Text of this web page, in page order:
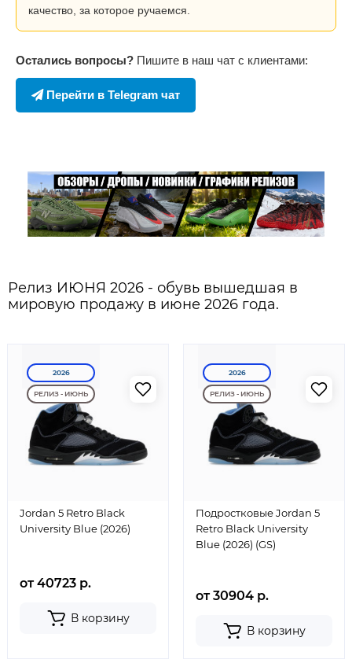
качество, за которое ручаемся.
Остались вопросы? Пишите в наш чат с клиентами:
Перейти в Telegram чат
Релиз ИЮНЯ 2026 - обувь вышедшая в
мировую продажу в июне 2026 года.
2026
РЕЛИЗ - ИЮНЬ
Jordan 5 Retro Black
University Blue (2026)
от 40723 р.
В корзину
2026
РЕЛИЗ - ИЮНЬ
Подростковые Jordan 5
Retro Black University
Blue (2026) (GS)
от 30904 р.
В корзину